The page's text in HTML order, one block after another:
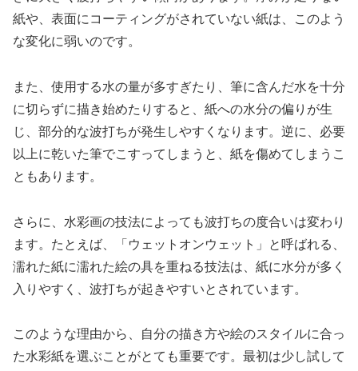
紙や、表面にコーティングがされていない紙は、このよう
な変化に弱いのです。
また、使用する水の量が多すぎたり、筆に含んだ水を十分
に切らずに描き始めたりすると、紙への水分の偏りが生
じ、部分的な波打ちが発生しやすくなります。逆に、必要
以上に乾いた筆でこすってしまうと、紙を傷めてしまうこ
ともあります。
さらに、水彩画の技法によっても波打ちの度合いは変わり
ます。たとえば、「ウェットオンウェット」と呼ばれる、
濡れた紙に濡れた絵の具を重ねる技法は、紙に水分が多く
入りやすく、波打ちが起きやすいとされています。
このような理由から、自分の描き方や絵のスタイルに合っ
た水彩紙を選ぶことがとても重要です。最初は少し試して